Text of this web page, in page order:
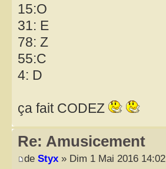
15:O
31: E
78: Z
55:C
4: D
ça fait CODEZ
Re: Amusicement
de Styx » Dim 1 Mai 2016 14:02